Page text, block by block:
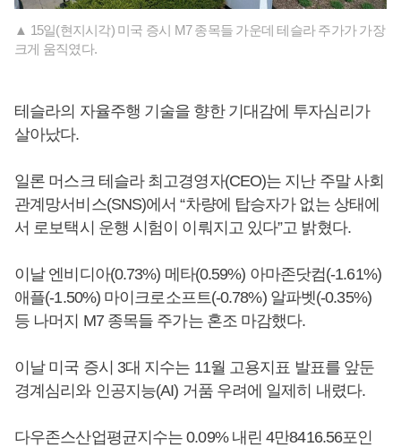
▲ 15일(현지시각) 미국 증시 M7 종목들 가운데 테슬라 주가가 가장
크게 움직였다.
테슬라의 자율주행 기술을 향한 기대감에 투자심리가
살아났다.
일론 머스크 테슬라 최고경영자(CEO)는 지난 주말 사회
관계망서비스(SNS)에서 “차량에 탑승자가 없는 상태에
서 로보택시 운행 시험이 이뤄지고 있다”고 밝혔다.
이날 엔비디아(0.73%) 메타(0.59%) 아마존닷컴(-1.61%)
애플(-1.50%) 마이크로소프트(-0.78%) 알파벳(-0.35%)
등 나머지 M7 종목들 주가는 혼조 마감했다.
이날 미국 증시 3대 지수는 11월 고용지표 발표를 앞둔
경계심리와 인공지능(AI) 거품 우려에 일제히 내렸다.
다우존스산업평균지수는 0.09% 내린 4만8416.56포인